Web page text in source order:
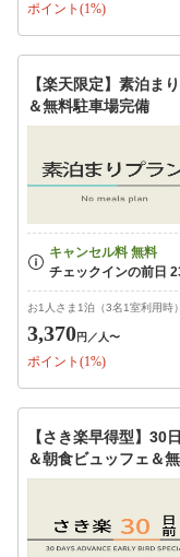
ポイント(1%)
【楽天限定】素泊ま
＆無料駐車場完備
お1人さま1泊（3名1室利用時
3,370円 ／人〜
ポイント(1%)
【さき楽早得型】
＆朝食ビュッフェ＆